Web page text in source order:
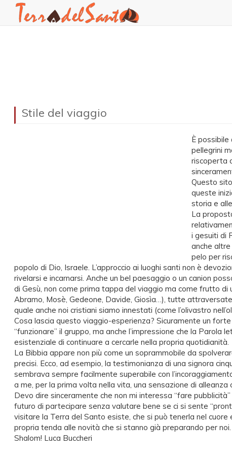
User
Main
Stile del viaggio
È possibile
pellegrini
riscoperta
Questo
queste
storia e
La
i gesuiti di
anche
pelo per
popolo di Dio, Israele. L’approccio ai luoghi santi non è
rivelarsi e incarnarsi. Anche un bel paesaggio o un canion
di Gesù, non come prima tappa del viaggio ma come frutto
Abramo, Mosè, Gedeone, Davide, Giosìa…), tutte
quale anche noi cristiani siamo innestati (come l’olivastro
Cosa lascia questo viaggio-esperienza? Sicuramente un
“funzionare” il gruppo, ma anche l’impressione che la
esistenziale di continuare a cercarle nella propria quotidianità.
La Bibbia appare non più come un soprammobile da
precisi. Ecco, ad esempio, la testimonianza di una signora
sembrava sempre facilmente superabile con
a me, per la prima volta nella vita, una sensazione di alleanza
Devo dire sinceramente che non mi interessa “fare
futuro di partecipare senza valutare bene se ci si sente
visitare la Terra del Santo esiste, che si può tenerla nel
propria tenda alle novità che si stanno già preparando per noi.
Shalom! Luca Buccheri